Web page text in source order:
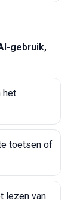
gebruik,
het
toetsen of
lezen van